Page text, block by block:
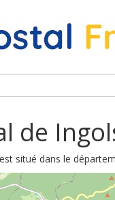
de
situé dans le